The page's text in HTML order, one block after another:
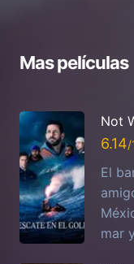
Mas películas
Not
6.14
El
mar